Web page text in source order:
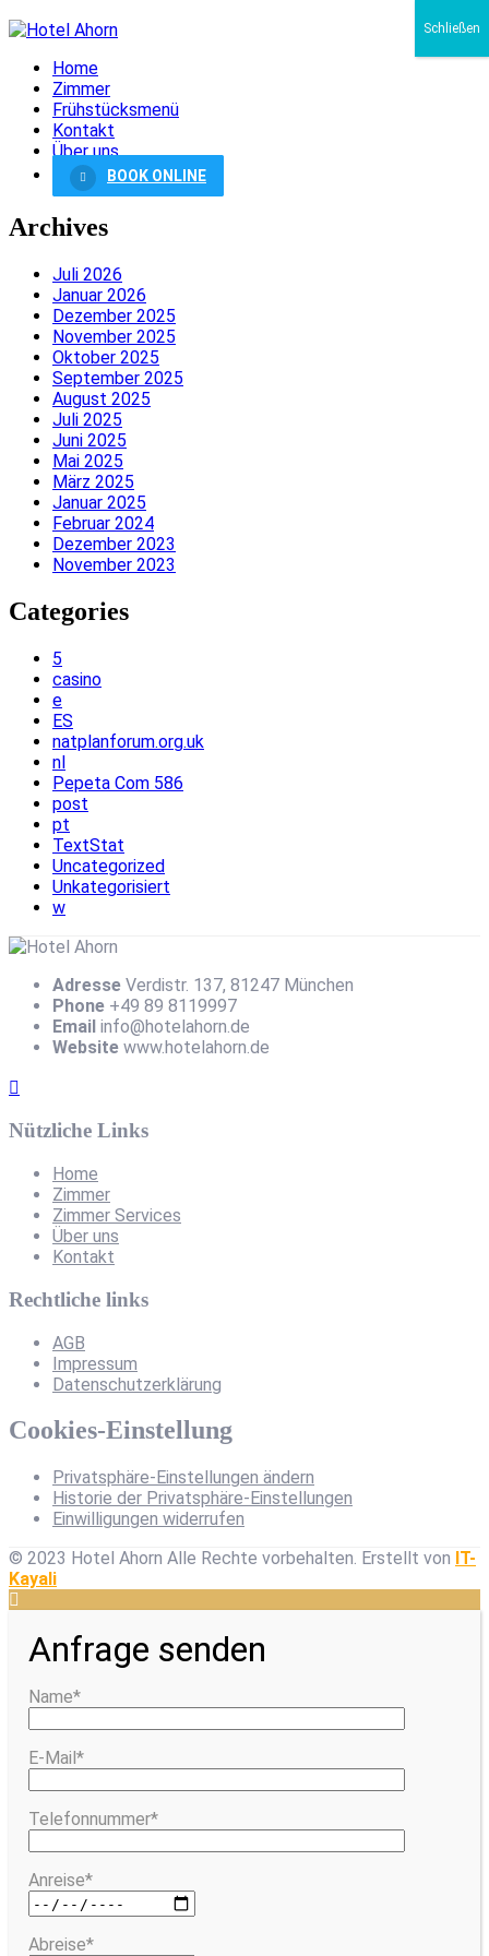
Home
Zimmer
Frühstücksmenü
Kontakt
Über uns
BOOK ONLINE
Archives
Juli 2026
Januar 2026
Dezember 2025
November 2025
Oktober 2025
September 2025
August 2025
Juli 2025
Juni 2025
Mai 2025
März 2025
Januar 2025
Februar 2024
Dezember 2023
November 2023
Categories
5
casino
e
ES
natplanforum.org.uk
nl
Pepeta Com 586
post
pt
TextStat
Uncategorized
Unkategorisiert
w
Adresse Verdistr. 137, 81247 München
Phone +49 89 8119997
Email info@hotelahorn.de
Website www.hotelahorn.de
Nützliche Links
Home
Zimmer
Zimmer Services
Über uns
Kontakt
Rechtliche links
AGB
Impressum
Datenschutzerklärung
Cookies-Einstellung
Privatsphäre-Einstellungen ändern
Historie der Privatsphäre-Einstellungen
Einwilligungen widerrufen
© 2023 Hotel Ahorn Alle Rechte vorbehalten. Erstellt von IT-
Kayali
Anfrage senden
Name*
E-Mail*
Telefonnummer*
Anreise*
Abreise*
Schließen